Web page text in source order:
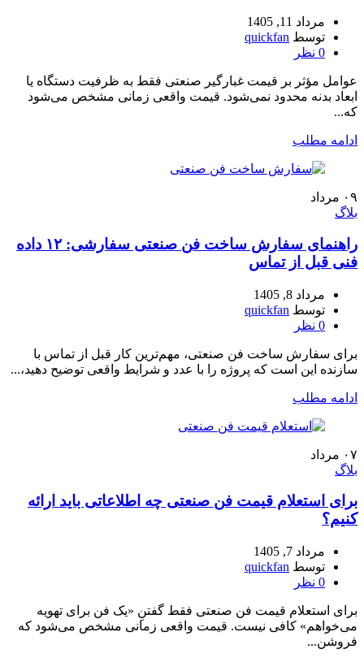
مرداد 11, 1405
توسط quickfan
0 نظر
عوامل مؤثر بر قیمت غبارگیر صنعتی فقط به ظرفیت دستگاه یا
ابعاد بدنه محدود نمی‌شود. قیمت واقعی زمانی مشخص می‌شود
که...
ادامه مطلب
۰۹ مرداد
بلاگ
راهنمای سفارش ساخت فن صنعتی سفارشی: ۱۲ داده
فنی قبل از تماس
مرداد 8, 1405
توسط quickfan
0 نظر
برای سفارش ساخت فن صنعتی، مهم‌ترین کار قبل از تماس با
سازنده این است که پروژه را با عدد و شرایط واقعی توضیح دهید،...
ادامه مطلب
۰۷ مرداد
بلاگ
برای استعلام قیمت فن صنعتی چه اطلاعاتی باید ارائه
کنیم؟
مرداد 7, 1405
توسط quickfan
0 نظر
برای استعلام قیمت فن صنعتی فقط گفتنِ «یک فن برای تهویه
می‌خواهم» کافی نیست. قیمت واقعی زمانی مشخص می‌شود که
فروشن...